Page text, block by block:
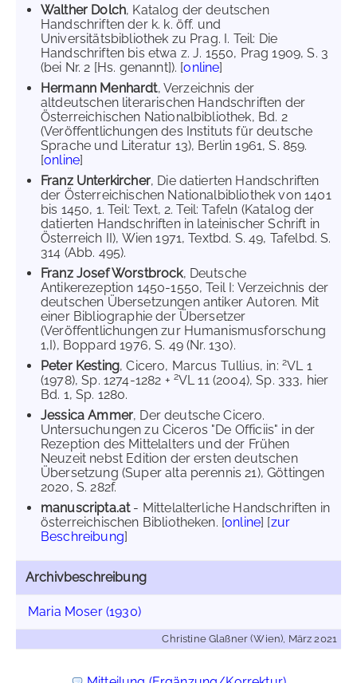
Walther Dolch, Katalog der deutschen
Handschriften der k. k. öff. und
Universitätsbibliothek zu Prag. I. Teil: Die
Handschriften bis etwa z. J. 1550, Prag 1909, S. 3
(bei Nr. 2 [Hs. genannt]). [online]
Hermann Menhardt, Verzeichnis der
altdeutschen literarischen Handschriften der
Österreichischen Nationalbibliothek, Bd. 2
(Veröffentlichungen des Instituts für deutsche
Sprache und Literatur 13), Berlin 1961, S. 859.
[online]
Franz Unterkircher, Die datierten Handschriften
der Österreichischen Nationalbibliothek von 1401
bis 1450, 1. Teil: Text, 2. Teil: Tafeln (Katalog der
datierten Handschriften in lateinischer Schrift in
Österreich II), Wien 1971, Textbd. S. 49, Tafelbd. S.
314 (Abb. 495).
Franz Josef Worstbrock, Deutsche
Antikerezeption 1450-1550, Teil I: Verzeichnis der
deutschen Übersetzungen antiker Autoren. Mit
einer Bibliographie der Übersetzer
(Veröffentlichungen zur Humanismusforschung
1,I), Boppard 1976, S. 49 (Nr. 130).
Peter Kesting, Cicero, Marcus Tullius, in: 2VL 1
(1978), Sp. 1274-1282 + 2VL 11 (2004), Sp. 333, hier
Bd. 1, Sp. 1280.
Jessica Ammer, Der deutsche Cicero.
Untersuchungen zu Ciceros "De Officiis" in der
Rezeption des Mittelalters und der Frühen
Neuzeit nebst Edition der ersten deutschen
Übersetzung (Super alta perennis 21), Göttingen
2020, S. 282f.
manuscripta.at- Mittelalterliche Handschriften in
österreichischen Bibliotheken. [online] [zur
Beschreibung]
Archivbeschreibung
Maria Moser (1930)
Christine Glaßner (Wien), März 2021